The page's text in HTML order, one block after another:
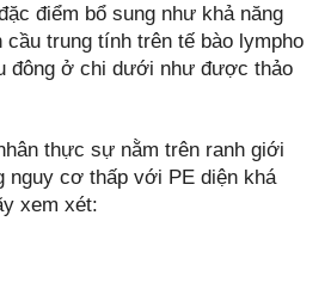
điểm bổ sung như khả năng
trung tính trên tế bào lympho
đông ở chi dưới như được thảo
thực sự nằm trên ranh giới
nguy cơ thấp với PE diện khá
xem xét: